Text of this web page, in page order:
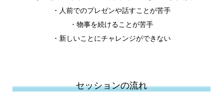
・人前でのプレゼンや話すことが苦手
・物事を続けることが苦手
・新しいことにチャレンジができない
セッションの流れ